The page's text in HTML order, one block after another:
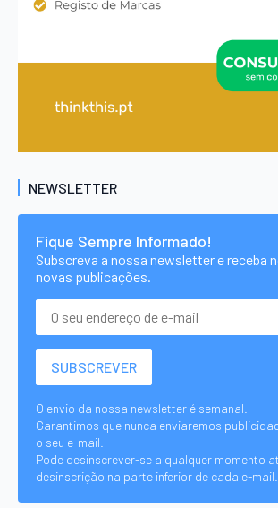
NEWSLETTER
Fique Sempre Informado!
Subscreva a nossa newsletter e receba
novas publicações.
O envio da nossa newsletter é semanal.
Garantimos que nunca enviaremos
o seu e-mail.
Pode desinscrever-se a qualquer momento
desinscrição na parte inferior de cada e-mail.